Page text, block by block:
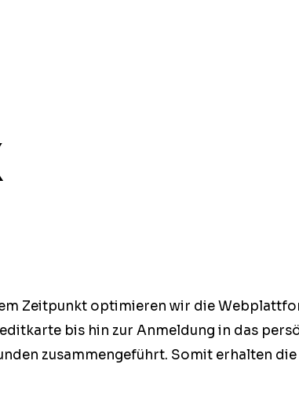
Zeit­punkt opti­mieren wir die
bis hin zur Anmel­dung in das
zusam­menge­führt. Somit erhal­ten